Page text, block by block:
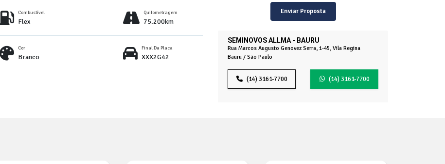
SEMINOVOS ALLMA - BAURU
Rua Marcos Augusto Genovez Serra, 1-45, Vila Regina
Bauru / São Paulo
(14) 3161-7700 (14) 3161-7700
Enviar Proposta
Combustível
Flex
Quilometragem
75.200km
Cor
Branco
Final Da Placa
XXX2G42